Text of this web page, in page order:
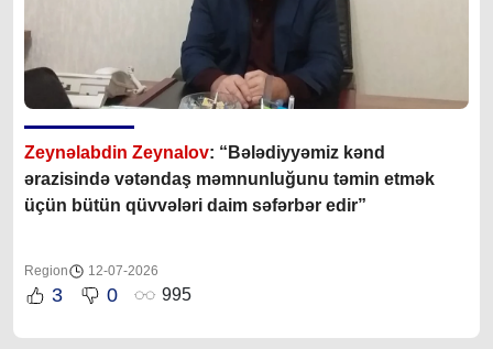
Zeynəlabdin Zeynalov: “Bələdiyyəmiz kənd
ərazisində vətəndaş məmnunluğunu təmin etmək
üçün bütün qüvvələri daim səfərbər edir”
Region 12-07-2026
3 0 995